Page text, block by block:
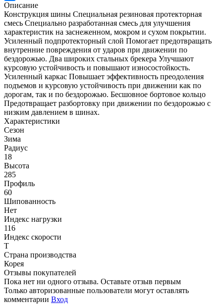
Описание
Конструкция шины Специальная резиновая протекторная
смесь Специально разработанная смесь для улучшения
характеристик на заснеженном, мокром и сухом покрытии.
Усиленный подпротекторный слой Помогает предотвращать
внутренние повреждения от ударов при движении по
бездорожью. Два широких стальных брекера Улучшают
курсовую устойчивость и повышают износостойкость.
Усиленный каркас Повышает эффективность преодоления
подъемов и курсовую устойчивость при движении как по
дорогам, так и по бездорожью. Бесшовное бортовое кольцо
Предотвращает разбортовку при движении по бездорожью с
низким давлением в шинах.
Характеристики
Сезон
Зима
Радиус
18
Высота
285
Профиль
60
Шипованность
Нет
Индекс нагрузки
116
Индекс скорости
T
Страна производства
Корея
Отзывы покупателей
Пока нет ни одного отзыва. Оставьте отзыв первым
Только авторизованные пользователи могут оставлять
комментарии Вход